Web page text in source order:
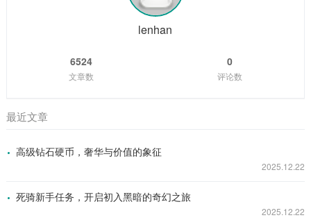
NPC互动，学习魔法、剑术等技能，完成丰富多样的任务，游
戏中丰富的剧情线和角色发展系统，让...
lenhan
6524
文章数
0
评论数
最近文章
高级钻石硬币，奢华与价值的象征
2025.12.22
死骑新手任务，开启初入黑暗的奇幻之旅
2025.12.22